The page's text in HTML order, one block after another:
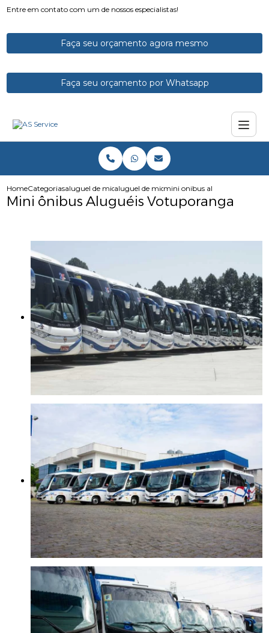
Entre em contato com um de nossos especialistas!
Faça seu orçamento agora mesmo
Faça seu orçamento por Whatsapp
HomeCategoriasaluguel de micro onibusaluguel de micro onibus para funcionarios
mini onibus alugueis
Mini ônibus Aluguéis Votuporanga